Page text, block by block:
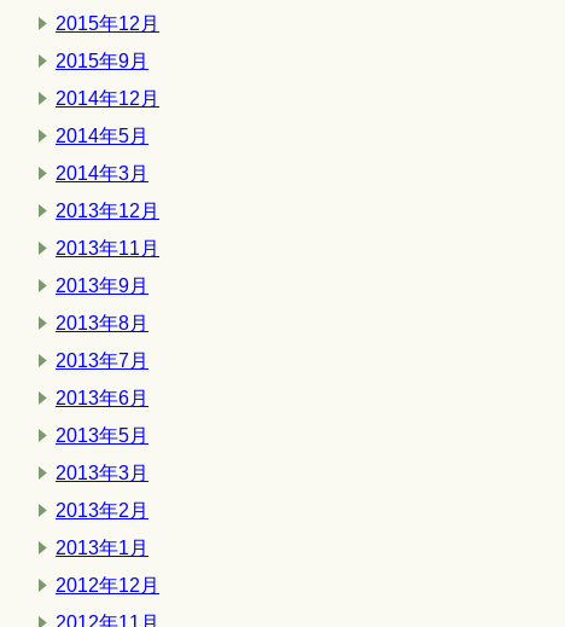
2015年12月
2015年9月
2014年12月
2014年5月
2014年3月
2013年12月
2013年11月
2013年9月
2013年8月
2013年7月
2013年6月
2013年5月
2013年3月
2013年2月
2013年1月
2012年12月
2012年11月